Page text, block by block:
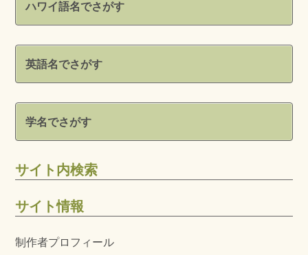
ハワイ語名でさがす
英語名でさがす
学名でさがす
サイト内検索
サイト情報
制作者プロフィール